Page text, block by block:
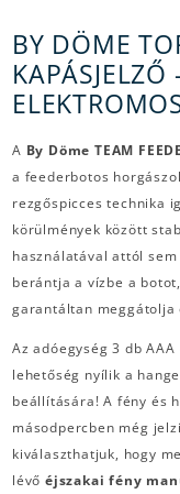
BY DÖME
KAPÁSJELZŐ
A By Döme TEAM
a feederbotos
rezgőspicces technika
körülmények között
használatával attól
berántja a vízbe a
garantáltan meggátolja
Az adóegység 3 db
lehetőség nyílik a
beállítására! A fény és
másodpercben még
kiválaszthatjuk, hogy
lévő éjszakai fény